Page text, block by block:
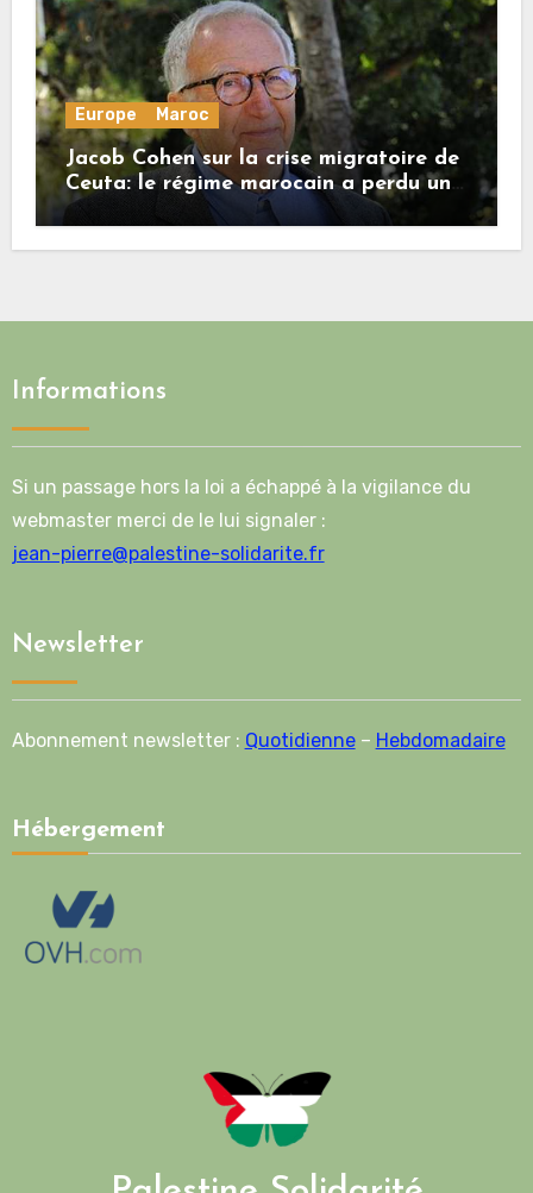
Europe Maroc
Jacob Cohen sur la crise migratoire de
Ceuta: le régime marocain a perdu une
bonne part de sa crédibilité vis-à-vis
de l’Union européenne
Informations
Si un passage hors la loi a échappé à la vigilance du
webmaster merci de le lui signaler :
jean-pierre@palestine-solidarite.fr
Newsletter
Abonnement newsletter : Quotidienne– Hebdomadaire
Hébergement